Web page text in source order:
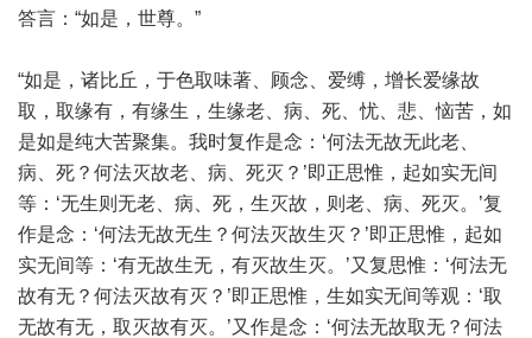
答言：“如是，世尊。”
“如是，诸比丘，于色取味著、顾念、爱缚，增长爱缘故
取，取缘有，有缘生，生缘老、病、死、忧、悲、恼苦，如
是如是纯大苦聚集。我时复作是念：‘何法无故无此老、
病、死？何法灭故老、病、死灭？’即正思惟，起如实无间
等：‘无生则无老、病、死，生灭故，则老、病、死灭。’复
作是念：‘何法无故无生？何法灭故生灭？’即正思惟，起如
实无间等：‘有无故生无，有灭故生灭。’又复思惟：‘何法无
故有无？何法灭故有灭？’即正思惟，生如实无间等观：‘取
无故有无，取灭故有灭。’又作是念：‘何法无故取无？何法